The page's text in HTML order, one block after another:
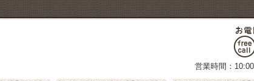
営業時間：